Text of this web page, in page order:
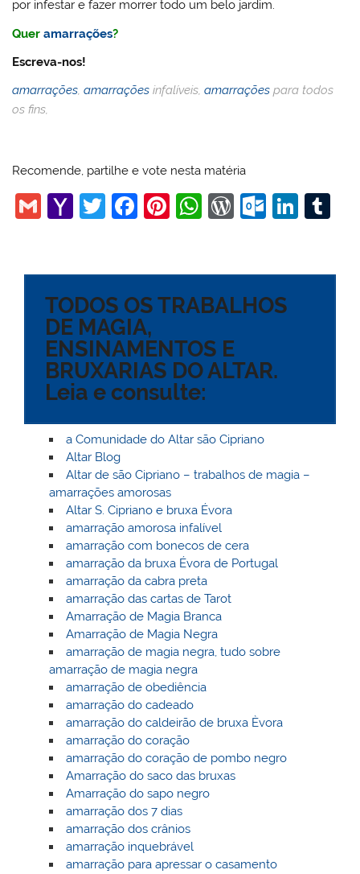
por infestar e fazer morrer todo um belo jardim.
Queramarrações?
Escreva-nos!
amarrações,amarrações infalíveis,amarrações para todos
os fins,
Recomende, partilhe e vote nesta matéria
G
l
Y
o
o
M
ai
l
T
er
F
e
b
o
o
k
Pi
e
st
W
s
A
p
p
W
Pr
e
O
o
k.
o
m
Li
e bl
TODOS OS TRABALHOS
DE MAGIA,
ENSINAMENTOS E
BRUXARIAS DO ALTAR.
Leia e consulte:
a Comunidade do Altar são Cipriano
Altar Blog
Altar de são Cipriano – trabalhos de magia –
amarrações amorosas
Altar S. Cipriano e bruxa Évora
amarração amorosa infalível
amarração com bonecos de cera
amarração da bruxa Évora de Portugal
amarração da cabra preta
amarração das cartas de Tarot
Amarração de Magia Branca
Amarração de Magia Negra
amarração de magia negra, tudo sobre
amarração de magia negra
amarração de obediência
amarração do cadeado
amarração do caldeirão de bruxa Èvora
amarração do coração
amarração do coração de pombo negro
Amarração do saco das bruxas
Amarração do sapo negro
amarração dos 7 dias
amarração dos crânios
amarração inquebrável
amarração para apressar o casamento